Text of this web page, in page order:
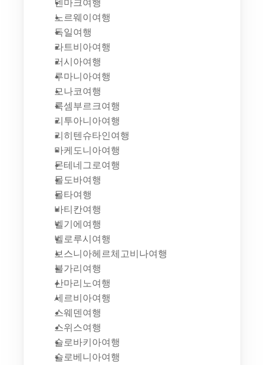
덴마크여행
노르웨이여행
독일여행
라트비아여행
러시아여행
루마니아여행
모나코여행
룩셈부르크여행
리투아니아여행
리히텐슈타인여행
마케도니아여행
몬테네그로여행
몰도바여행
몰타여행
바티칸여행
벨기에여행
벨로루시여행
보스니아헤르체고비나여행
불가리여행
산마리노여행
세르비아여행
스웨덴여행
스위스여행
슬로바키아여행
슬로베니아여행